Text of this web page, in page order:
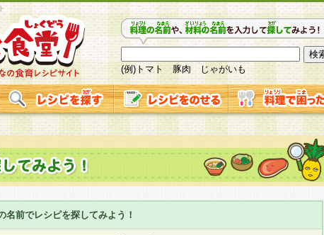
(例)トマト 豚肉 じゃがいも
名前でレシピを探してみよう！